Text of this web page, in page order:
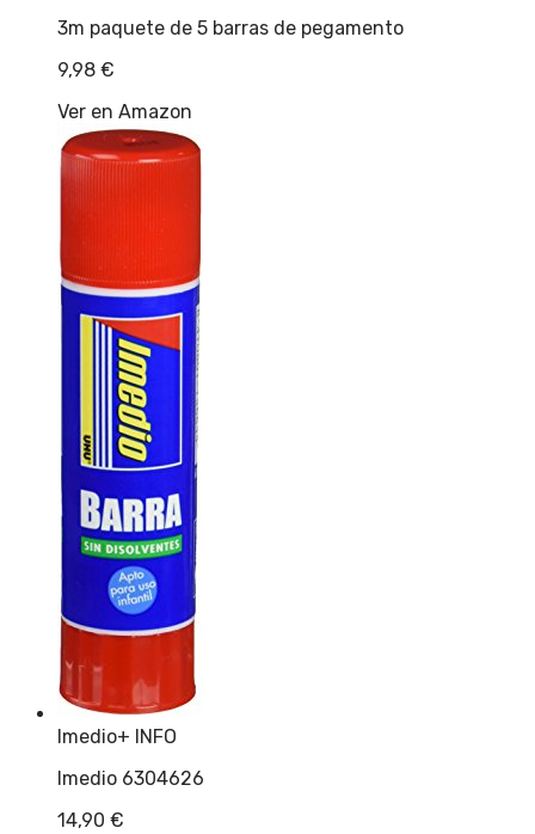
3m paquete de 5 barras de pegamento
9,98 €
Ver en Amazon
Imedio+ INFO
Imedio 6304626
14,90 €